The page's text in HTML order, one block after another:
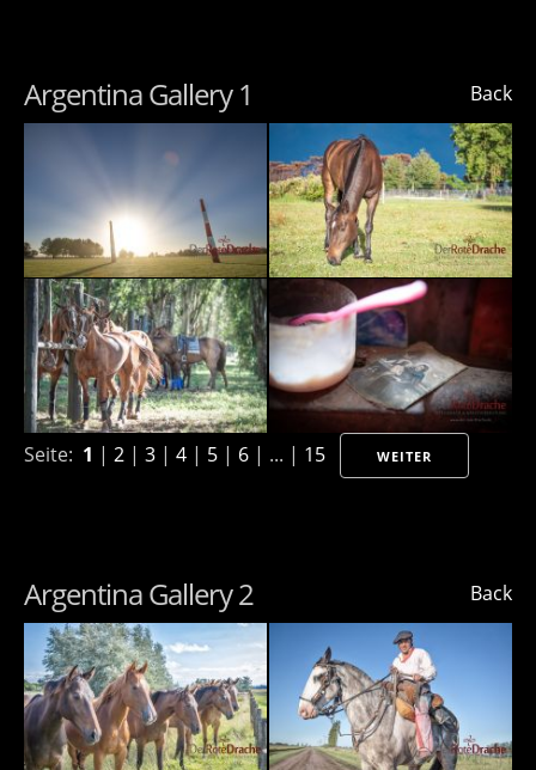
Back
Argentina Gallery 1
Seite: 1 | 2 | 3 | 4 | 5 | 6 | ... | 15 WEITER
Back
Argentina Gallery 2